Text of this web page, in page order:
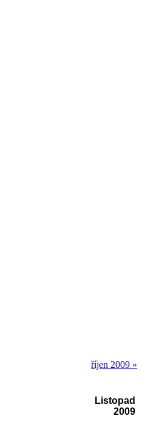
říjen 2009 »
Listopad
2009